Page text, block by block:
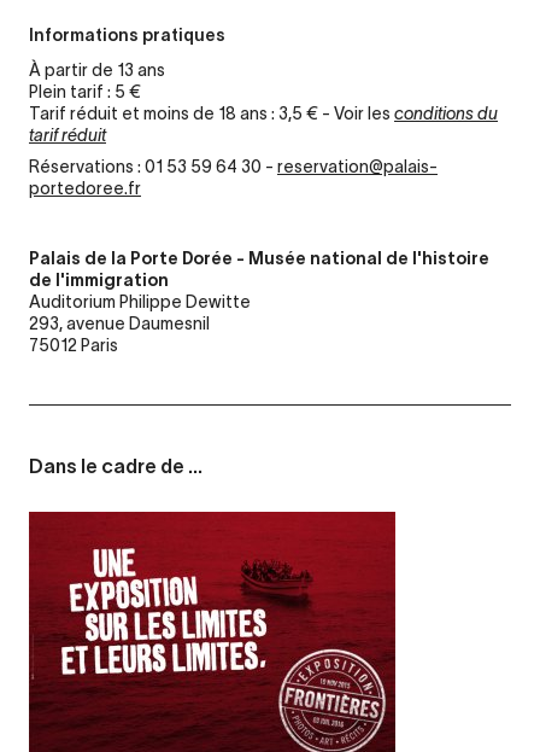
Informations pratiques
À partir de 13 ans
Plein tarif : 5 €
Tarif réduit et moins de 18 ans : 3,5 € - Voir les conditions du
tarif réduit
Réservations : 01 53 59 64 30 - reservation@palais-
portedoree.fr
Palais de la Porte Dorée - Musée national de l'histoire
de l'immigration
Auditorium Philippe Dewitte
293, avenue Daumesnil
75012 Paris
Dans le cadre de ...